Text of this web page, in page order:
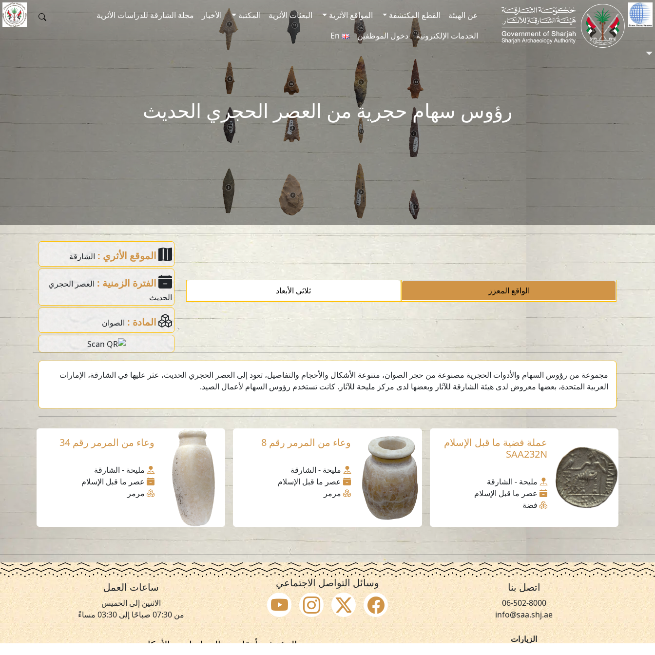
Skip to main content
عن الهيئة
القطع المكتشفة المواقع الأثرية البعثات الأثرية المكتبة الأخبار
مجلة الشارقة للدراسات الأثرية
الخدمات الإلكترونية
دخول الموظفين En
رؤوس سهام حجرية من العصر الحجري الحديث
الواقع المعزز ثلاثي الأبعاد
الموقع الأثري : الشارقة
الفترة الزمنية : العصر الحجري
الحديث
المادة : الصوان
مجموعة من رؤوس السهام والأدوات الحجرية مصنوعة من حجر الصوان، متنوعة الأشكال والأحجام والتفاصيل، تعود إلى العصر الحجري الحديث، عثر عليها في الشارقة، الإمارات
العربية المتحدة، بعضها معروض لدى هيئة الشارقة للآثار وبعضها لدى مركز مليحة للآثار. كانت تستخدم رؤوس السهام لأعمال الصيد.
عملة فضية ما قبل الإسلام
SAA232N
مليحة - الشارقة
عصر ما قبل الإسلام
فضة
وعاء من المرمر رقم 8
مليحة - الشارقة
عصر ما قبل الإسلام
مرمر
وعاء من المرمر رقم 34
مليحة - الشارقة
عصر ما قبل الإسلام
مرمر
اتصل بنا
06-502-8000
info@saa.shj.ae
وسائل التواصل الاجتماعي ساعات العمل
الاثنين إلى الخميس
من 07:30 صباحًا إلى 03:30 مساءً
الزيارات
الهيئة في أرقام السياسات و الأحكام